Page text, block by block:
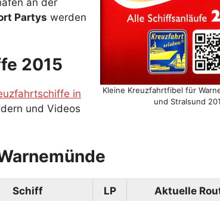
Kleine Kreuzfahrtfibel für
und Stralsund
Partys werden
2015
in
und Videos
Schiff LP Aktuelle